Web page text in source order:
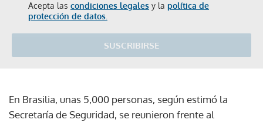
Acepta las condiciones legales y la política de
protección de datos.
SUSCRIBIRSE
En Brasilia, unas 5,000 personas, según estimó la
Secretaría de Seguridad, se reunieron frente al